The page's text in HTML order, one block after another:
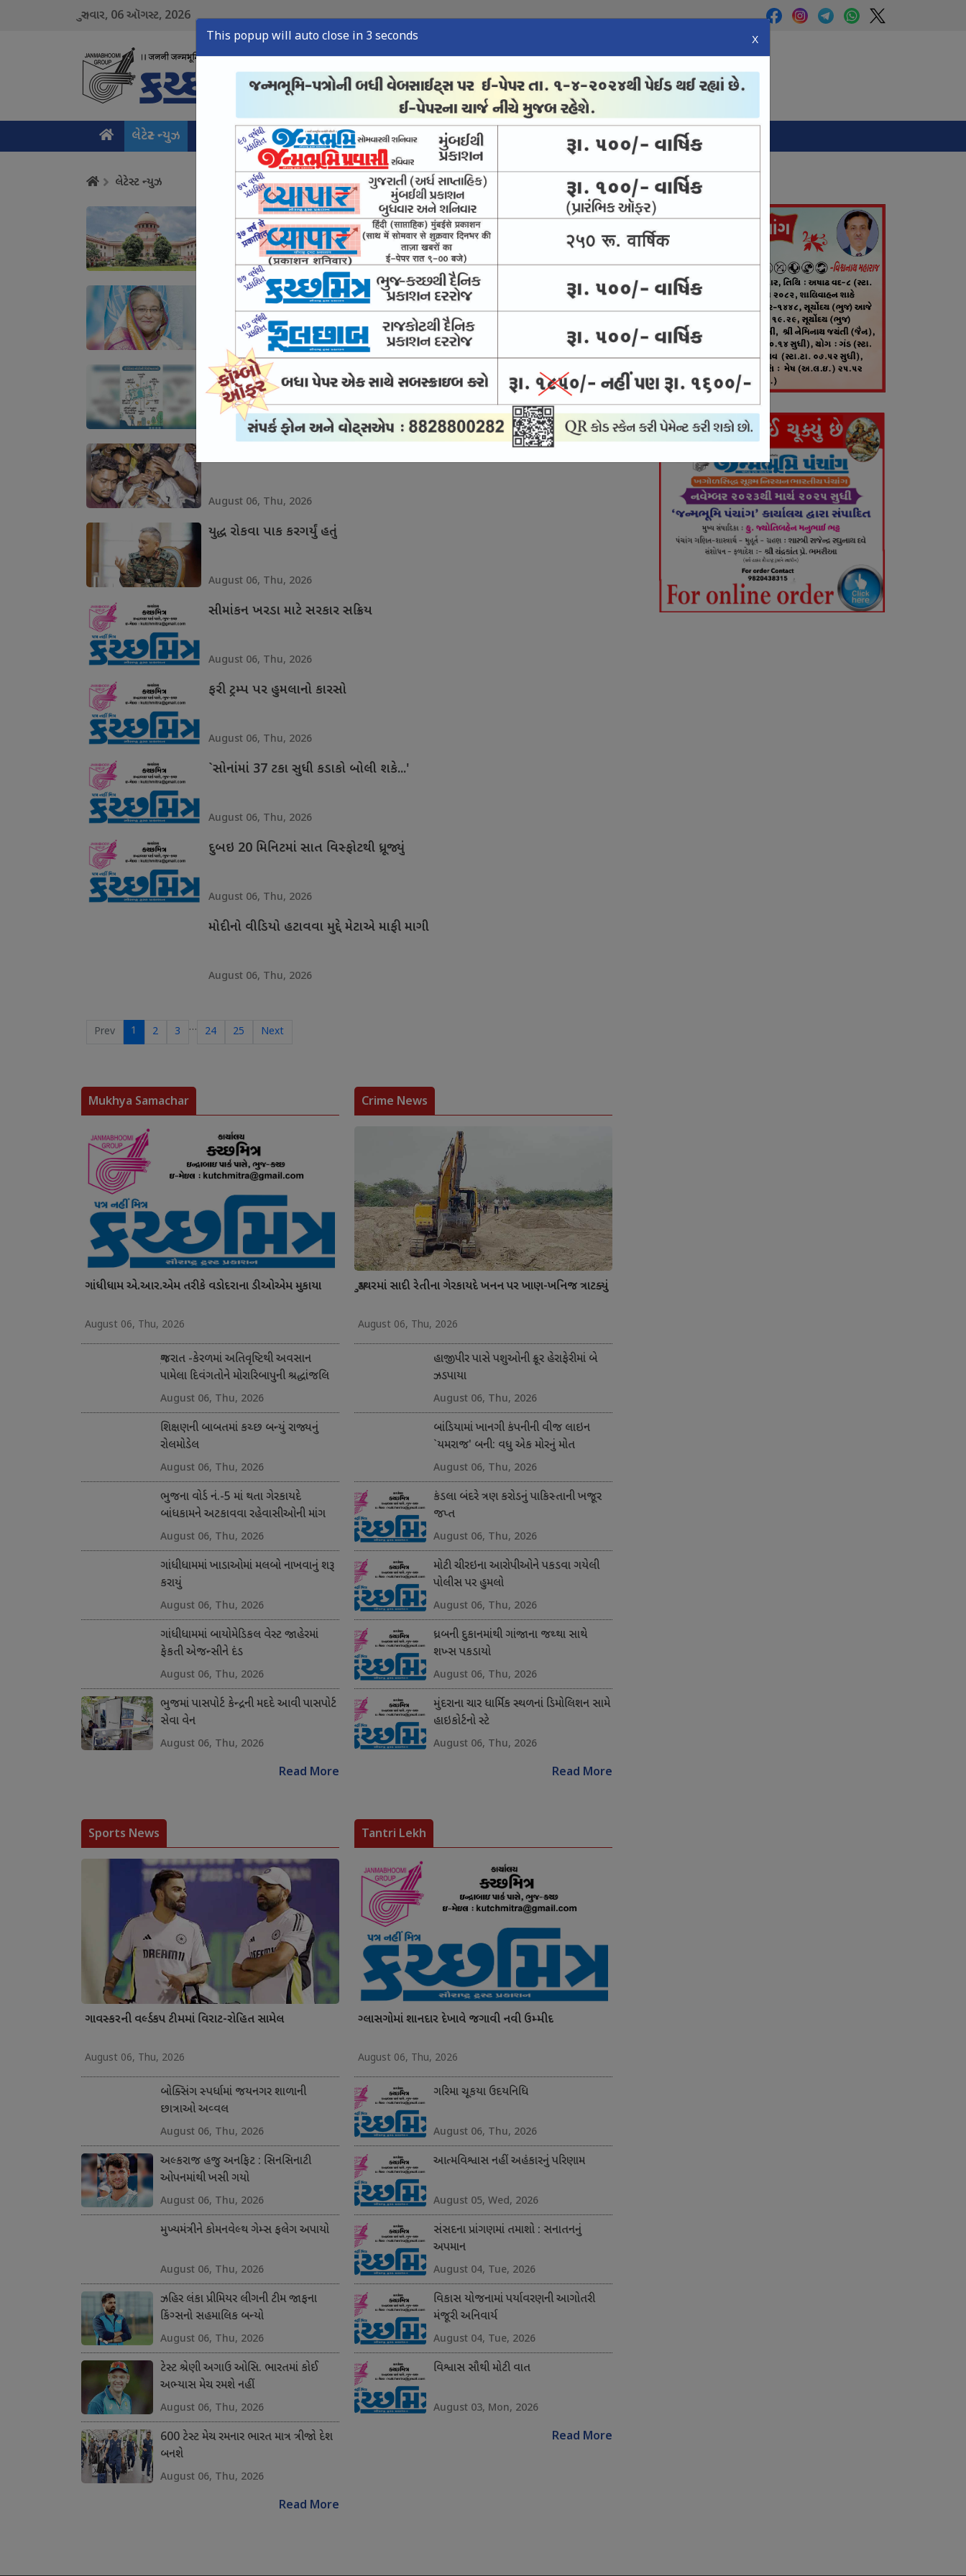
ગુરુવાર, 06ઑગસ્ટ, 2026
લેટેસ્ટ ન્યુઝ મુખ્ય સમાચાર ક્રાઇમ ન્યુઝ સ્પોર્ટ્સ ન્યુઝ તંત્રી લેખ ઈ-પેપર
This popup will auto close in 2 seconds X
લેટેસ્ટ ન્યુઝ
સરકાર યુવાનો સામે આક્રમક ન બને : સુપ્રીમ
August 06, Thu, 2026
હત્યા થાય તોયે બાંગલાદેશ જઇશ : હસીના
August 06, Thu, 2026
પ્લાસ્ટિકની ચલણી નોટો આવી રહી છે; 30 વર્ષ સુધી ચાલશે
August 06, Thu, 2026
August 06, Thu, 2026
યુદ્ધ રોકવા પાક કરગર્યું હતું
August 06, Thu, 2026
સીમાંકન ખરડા માટે સરકાર સક્રિય
August 06, Thu, 2026
ફરી ટ્રમ્પ પર હુમલાનો કારસો
August 06, Thu, 2026
`સોનાંમાં 37 ટકા સુધી કડાકો બોલી શકે...'
August 06, Thu, 2026
દુબઇ 20 મિનિટમાં સાત વિસ્ફોટથી ધ્રૂજ્યું
August 06, Thu, 2026
મોદીનો વીડિયો હટાવવા મુદ્દે મેટાએ માફી માગી
August 06, Thu, 2026
Prev 1 2 3 … 24 25 Next
Panchang
Mukhya Samachar
ગાંધીધામ એ.આર.એમ તરીકે વડોદરાના ડીઓએમ મુકાયા
August 06, Thu, 2026
ગુજરાત -કેરળમાં અતિવૃષ્ટિથી અવસાન
પામેલા દિવંગતોને મોરારિબાપુની શ્રદ્ધાંજલિ
અને સહાય
August 06, Thu, 2026
શિક્ષણની બાબતમાં કચ્છ બન્યું રાજ્યનું
રોલમોડેલ
August 06, Thu, 2026
ભુજના વોર્ડ નં.-5 માં થતા ગેરકાયદે
બાંધકામને અટકાવવા રહેવાસીઓની માંગ
August 06, Thu, 2026
ગાંધીધામમાં ખાડાઓમાં મલબો નાખવાનું શરૂ
કરાયું
August 06, Thu, 2026
ગાંધીધામમાં બાયોમેડિકલ વેસ્ટ જાહેરમાં
ફેકતી એજન્સીને દંડ
August 06, Thu, 2026
ભુજમાં પાસપોર્ટ કેન્દ્રની મદદે આવી પાસપોર્ટ
સેવા વેન
August 06, Thu, 2026
Read More
Crime News
ગુડથરમાં સાદી રેતીના ગેરકાયદે ખનન પર ખાણ-ખનિજ ત્રાટક્યું
August 06, Thu, 2026
હાજીપીર પાસે પશુઓની ક્રૂર હેરાફેરીમાં બે
ઝડપાયા
August 06, Thu, 2026
બાંડિયામાં ખાનગી કંપનીની વીજ લાઇન
`યમરાજ' બની: વધુ એક મોરનું મોત
August 06, Thu, 2026
કંડલા બંદરે ત્રણ કરોડનું પાકિસ્તાની ખજૂર
જપ્ત
August 06, Thu, 2026
મોટી ચીરઇના આરોપીઓને પકડવા ગયેલી
પોલીસ પર હુમલો
August 06, Thu, 2026
ધ્રબની દુકાનમાંથી ગાંજાના જથ્થા સાથે
શખ્સ પકડાયો
August 06, Thu, 2026
મુંદરાના ચાર ધાર્મિક સ્થળનાં ડિમોલિશન સામે
હાઇકોર્ટનો સ્ટે
August 06, Thu, 2026
Read More
Sports News
ગાવસ્કરની વર્લ્ડકપ ટીમમાં વિરાટ-રોહિત સામેલ
August 06, Thu, 2026
બોક્સિંગ સ્પર્ધામાં જયનગર શાળાની
છાત્રાઓ અવ્વલ
August 06, Thu, 2026
અલ્કરાજ હજુ અનફિટ : સિનસિનાટી
ઓપનમાંથી ખસી ગયો
August 06, Thu, 2026
મુખ્યમંત્રીને કોમનવેલ્થ ગેમ્સ ફલેગ અપાયો
August 06, Thu, 2026
ઝહિર લંકા પ્રીમિયર લીગની ટીમ જાફના
કિંગ્સનો સહમાલિક બન્યો
August 06, Thu, 2026
ટેસ્ટ શ્રેણી અગાઉ ઓસિ. ભારતમાં કોઈ
અભ્યાસ મેચ રમશે નહીં
August 06, Thu, 2026
600 ટેસ્ટ મેચ રમનાર ભારત માત્ર ત્રીજો દેશ
બનશે
August 06, Thu, 2026
Read More
Tantri Lekh
ગ્લાસગોમાં શાનદાર દેખાવે જગાવી નવી ઉમ્મીદ
August 06, Thu, 2026
ગરિમા ચૂકયા ઉદયનિધિ
August 06, Thu, 2026
આત્મવિશ્વાસ નહીં અહંકારનું પરિણામ
August 05, Wed, 2026
સંસદના પ્રાંગણમાં તમાશો : સનાતનનું
અપમાન
August 04, Tue, 2026
વિકાસ યોજનામાં પર્યાવરણની આગોતરી
મંજૂરી અનિવાર્ય
August 04, Tue, 2026
વિશ્વાસ સૌથી મોટી વાત
August 03, Mon, 2026
Read More